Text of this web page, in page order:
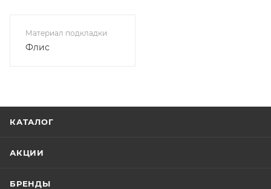
Материал подкладки
Флис
КАТАЛОГ
АКЦИИ
БРЕНДЫ